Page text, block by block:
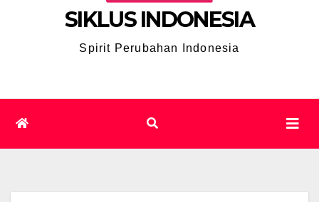
SIKLUS INDONESIA
Spirit Perubahan Indonesia